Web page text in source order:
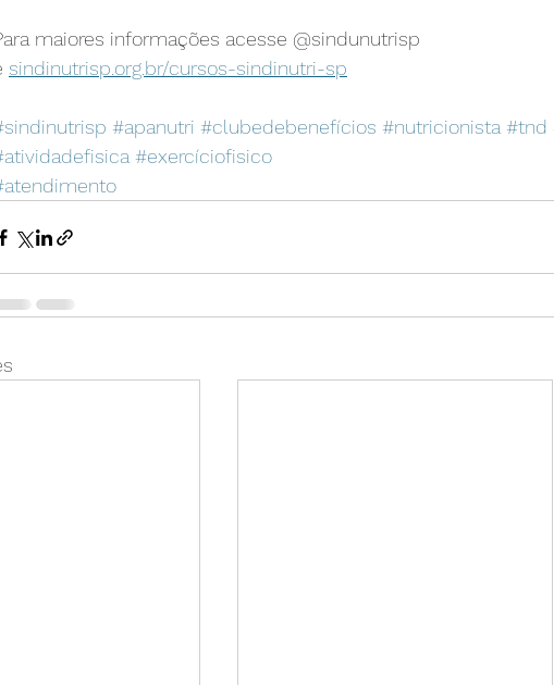
maiores informações acesse @sindunutrisp
sindinutrisp.org.br/cursos-sindinutri-sp
#apanutri #clubedebenefícios #nutricionista #tnd
#exercíciofisico